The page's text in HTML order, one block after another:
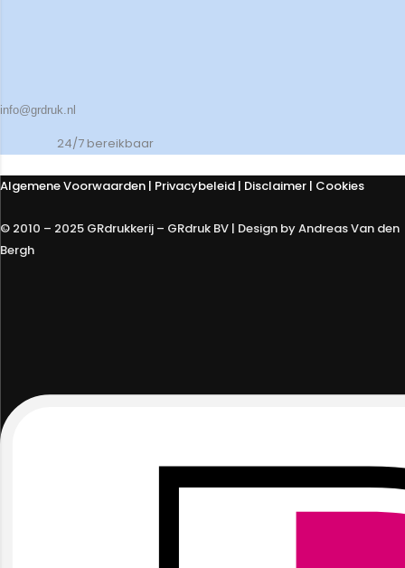
info@grdruk.nl
24/7 bereikbaar
Algemene Voorwaarden | Privacybeleid | Disclaimer | Cookies
© 2010 – 2025 GRdrukkerij – GRdruk BV | Design by Andreas Van den
Bergh